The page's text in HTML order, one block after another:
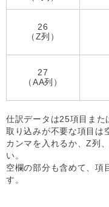
26
（Z列）
27
（AA列）
仕訳データは25項目また
取り込みが不要な項目は
カンマを入れるか、Z列
い。
空欄の部分も含めて、項
す。